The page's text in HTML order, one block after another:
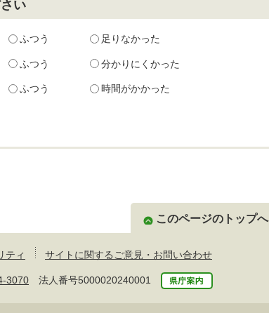
い
ふつう 足りなかった
ふつう 分かりにくかった
ふつう 時間がかかった
このページのトップへ
ティ サイトに関するご意見・お問い合わせ
3070 法人番号5000020240001